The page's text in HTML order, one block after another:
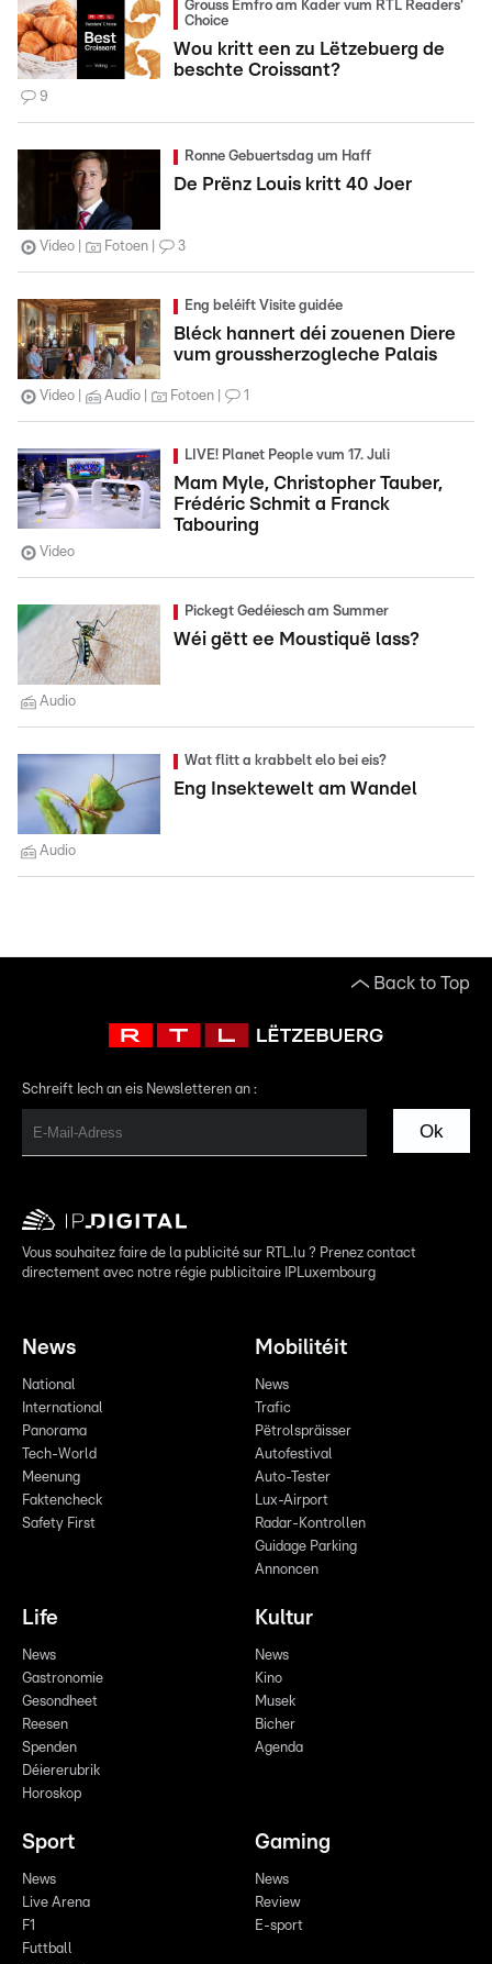
Grouss Ëmfro am Kader vum RTL Readers'
Choice
Wou kritt een zu Lëtzebuerg de
beschte Croissant?
9
Ronne Gebuertsdag um Haff
De Prënz Louis kritt 40 Joer
Video Fotoen 3
Eng beléift Visite guidée
Bléck hannert déi zouenen Diere
vum groussherzogleche Palais
Video Audio Fotoen 1
LIVE! Planet People vum 17. Juli
Mam Myle, Christopher Tauber,
Frédéric Schmit a Franck
Tabouring
Video
Pickegt Gedéiesch am Summer
Wéi gëtt ee Moustiquë lass?
Audio
Wat flitt a krabbelt elo bei eis?
Eng Insektewelt am Wandel
Audio
Back to Top
Schreift Iech an eis Newsletteren an :
Ok
Vous souhaitez faire de la publicité sur RTL.lu ? Prenez contact
directement avec notre régie publicitaire IPLuxembourg
News
National
International
Panorama
Tech-World
Meenung
Faktencheck
Safety First
Mobilitéit
News
Trafic
Pëtrolspräisser
Autofestival
Auto-Tester
Lux-Airport
Radar-Kontrollen
Guidage Parking
Annoncen
Life
News
Gastronomie
Gesondheet
Reesen
Spenden
Déiererubrik
Horoskop
Kultur
News
Kino
Musek
Bicher
Agenda
Sport
News
Live Arena
F1
Futtball
Gaming
News
Review
E-sport